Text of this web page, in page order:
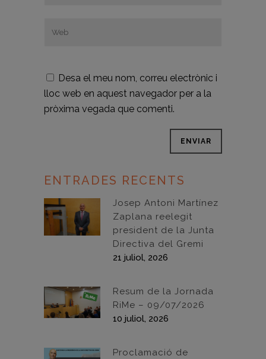
Desa el meu nom, correu electrònic i
lloc web en aquest navegador per a la
pròxima vegada que comenti.
ENTRADES RECENTS
Josep Antoni Martínez
Zaplana reelegit
president de la Junta
Directiva del Gremi
21 juliol, 2026
Resum de la Jornada
RiMe – 09/07/2026
10 juliol, 2026
Proclamació de